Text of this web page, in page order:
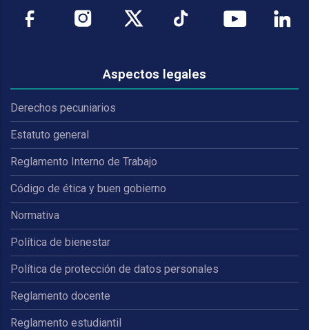
Aspectos legales
Derechos pecuniarios
Estatuto general
Reglamento Interno de Trabajo
Código de ética y buen gobierno
Normativa
Política de bienestar
Política de protección de datos personales
Reglamento docente
Reglamento estudiantil